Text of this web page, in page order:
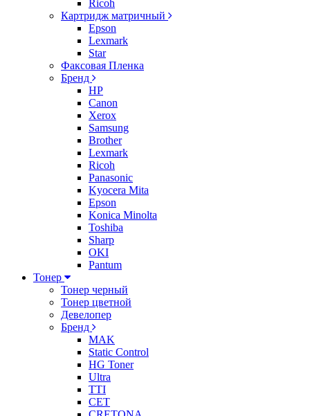
Ricoh
Картридж матричный
Epson
Lexmark
Star
Факсовая Пленка
Бренд
HP
Canon
Xerox
Samsung
Brother
Lexmark
Ricoh
Panasonic
Kyocera Mita
Epson
Konica Minolta
Toshiba
Sharp
OKI
Pantum
Тонер
Тонер черный
Тонер цветной
Девелопер
Бренд
MAK
Static Control
HG Toner
Ultra
TTI
CET